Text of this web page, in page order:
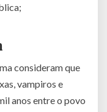
consideram que
vampiros e
anos entre o povo